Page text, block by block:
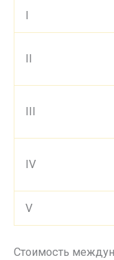
IV
V
Стоимость